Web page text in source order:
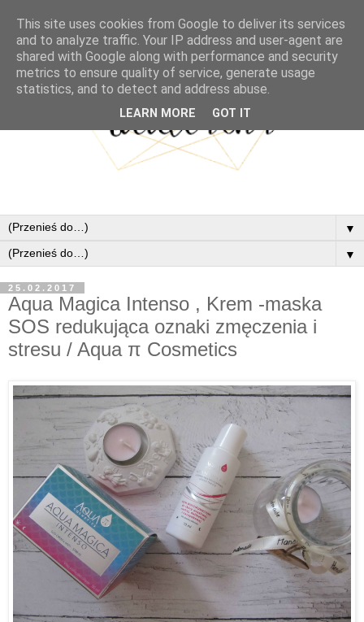
▼
▼
25.02.2017
Aqua Magica Intenso , Krem -maska
SOS redukująca oznaki zmęczenia i
stresu / Aqua π Cosmetics
This site uses cookies from Google to deliver its services
and to analyze traffic. Your IP address and user-agent are
shared with Google along with performance and security
metrics to ensure quality of service, generate usage
statistics, and to detect and address abuse.
LEARN MORE GOT IT